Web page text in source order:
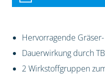
Hervorragende
Dauerwirkung durch
2 Wirkstoffgruppen